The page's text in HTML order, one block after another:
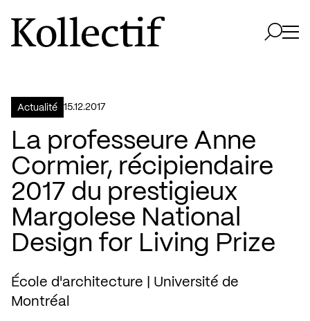
Aller à la page d'accueil
Logo Kollectif
Actualité 15.12.2017
La professeure Anne
Cormier, récipiendaire
2017 du prestigieux
Margolese National
Design for Living Prize
École d'architecture | Université de
Montréal